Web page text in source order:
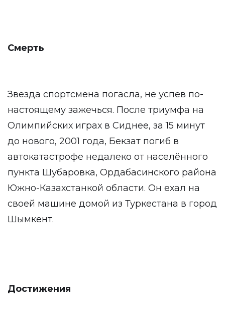
Смерть
Звезда спортсмена погасла, не успев по-
настоящему зажечься. После триумфа на
Олимпийских играх в Сиднее, за 15 минут
до нового, 2001 года, Бекзат погиб в
автокатастрофе недалеко от населённого
пункта Шубаровка, Ордабасинского района
Южно-Казахстанкой области. Он ехал на
своей машине домой из Туркестана в город
Шымкент.
Достижения